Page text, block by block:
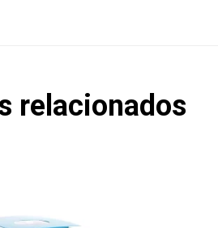
relacionados